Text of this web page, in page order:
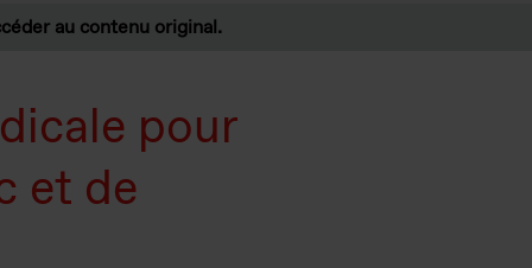
au contenu original.
pour
et de